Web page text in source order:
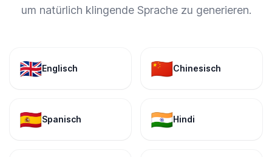
um natürlich klingende Sprache zu generieren.
🇬🇧Englisch 🇨🇳Chinesisch
🇪🇸Spanisch 🇮🇳Hindi